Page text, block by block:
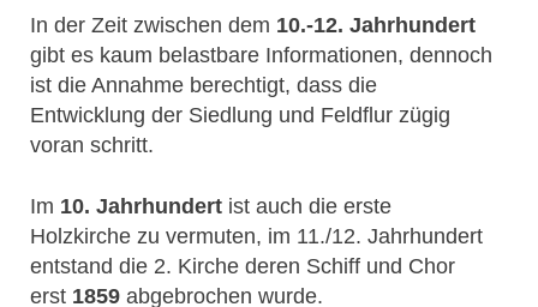
In der Zeit zwischen dem 10.-12. Jahrhundert
gibt es kaum belastbare Informationen, dennoch
ist die Annahme berechtigt, dass die
Entwicklung der Siedlung und Feldflur zügig
voran schritt.
Im 10. Jahrhundert ist auch die erste
Holzkirche zu vermuten, im 11./12. Jahrhundert
entstand die 2. Kirche deren Schiff und Chor
erst 1859 abgebrochen wurde.